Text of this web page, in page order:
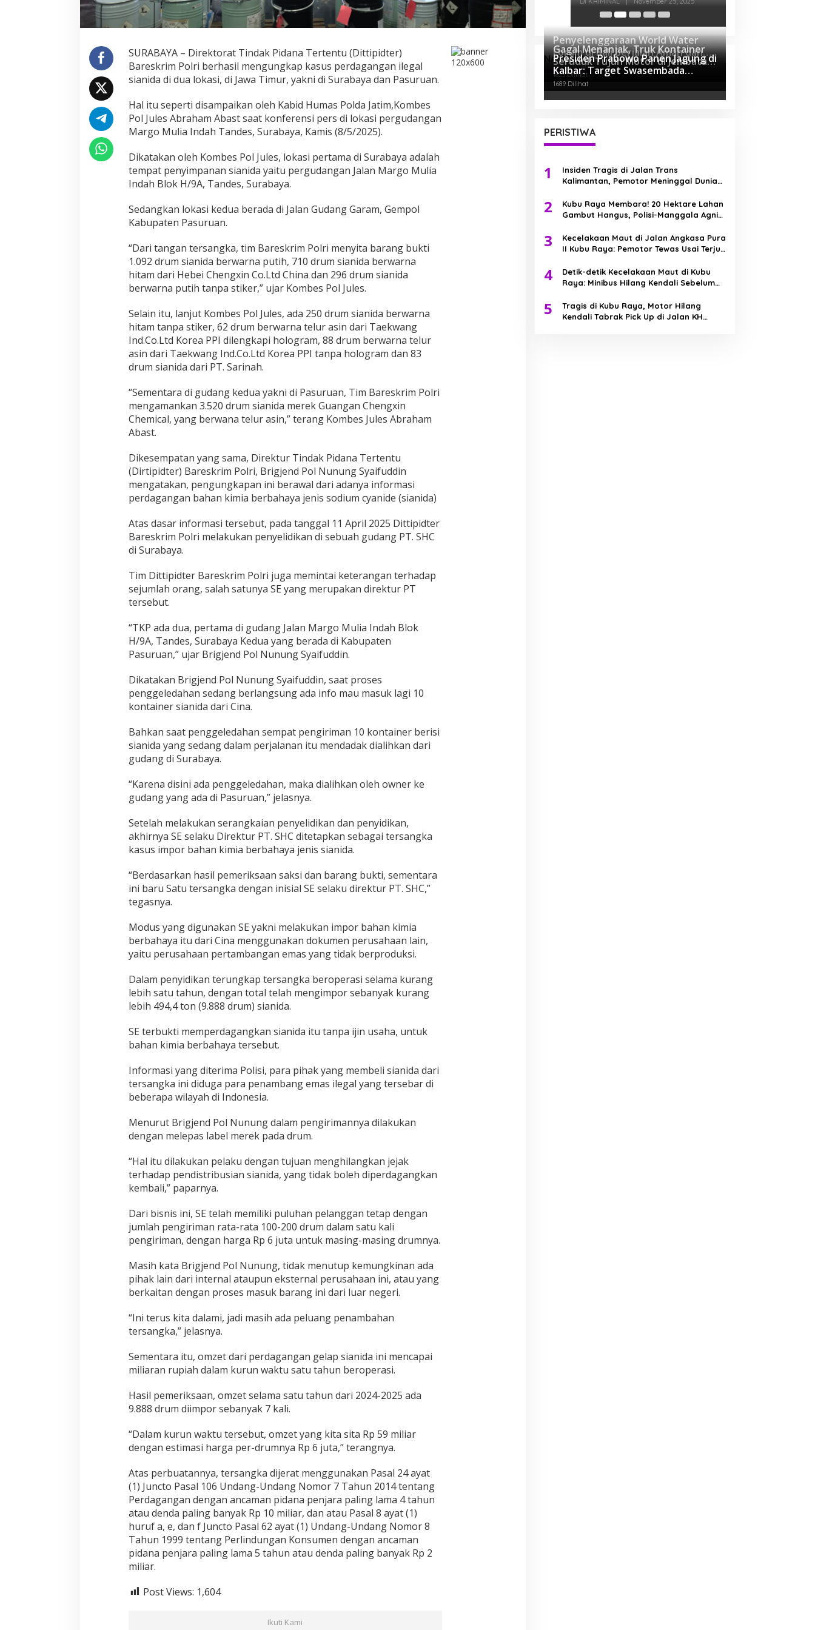
a
l
S
i
d
d
S
u
a
b
a
y
d
a
P
a
s
u
r
a
n
,
O
m
z
C
a
p
p
5
9
M
i
a
r
SURABAYA – Direktorat Tindak Pidana Tertentu (Dittipidter)
Bareskrim Polri berhasil mengungkap kasus perdagangan ilegal
sianida di dua lokasi, di Jawa Timur, yakni di Surabaya dan Pasuruan.
Hal itu seperti disampaikan oleh Kabid Humas Polda Jatim,Kombes
Pol Jules Abraham Abast saat konferensi pers di lokasi pergudangan
Margo Mulia Indah Tandes, Surabaya, Kamis (8/5/2025).
Dikatakan oleh Kombes Pol Jules, lokasi pertama di Surabaya adalah
tempat penyimpanan sianida yaitu pergudangan Jalan Margo Mulia
Indah Blok H/9A, Tandes, Surabaya.
Sedangkan lokasi kedua berada di Jalan Gudang Garam, Gempol
Kabupaten Pasuruan.
“Dari tangan tersangka, tim Bareskrim Polri menyita barang bukti
1.092 drum sianida berwarna putih, 710 drum sianida berwarna
hitam dari Hebei Chengxin Co.Ltd China dan 296 drum sianida
berwarna putih tanpa stiker,” ujar Kombes Pol Jules.
Selain itu, lanjut Kombes Pol Jules, ada 250 drum sianida berwarna
hitam tanpa stiker, 62 drum berwarna telur asin dari Taekwang
Ind.Co.Ltd Korea PPI dilengkapi hologram, 88 drum berwarna telur
asin dari Taekwang Ind.Co.Ltd Korea PPI tanpa hologram dan 83
drum sianida dari PT. Sarinah.
“Sementara di gudang kedua yakni di Pasuruan, Tim Bareskrim Polri
mengamankan 3.520 drum sianida merek Guangan Chengxin
Chemical, yang berwana telur asin,” terang Kombes Jules Abraham
Abast.
Dikesempatan yang sama, Direktur Tindak Pidana Tertentu
(Dirtipidter) Bareskrim Polri, Brigjend Pol Nunung Syaifuddin
mengatakan, pengungkapan ini berawal dari adanya informasi
perdagangan bahan kimia berbahaya jenis sodium cyanide (sianida)
Atas dasar informasi tersebut, pada tanggal 11 April 2025 Dittipidter
Bareskrim Polri melakukan penyelidikan di sebuah gudang PT. SHC
di Surabaya.
Tim Dittipidter Bareskrim Polri juga memintai keterangan terhadap
sejumlah orang, salah satunya SE yang merupakan direktur PT
tersebut.
“TKP ada dua, pertama di gudang Jalan Margo Mulia Indah Blok
H/9A, Tandes, Surabaya Kedua yang berada di Kabupaten
Pasuruan,” ujar Brigjend Pol Nunung Syaifuddin.
Dikatakan Brigjend Pol Nunung Syaifuddin, saat proses
penggeledahan sedang berlangsung ada info mau masuk lagi 10
kontainer sianida dari Cina.
Bahkan saat penggeledahan sempat pengiriman 10 kontainer berisi
sianida yang sedang dalam perjalanan itu mendadak dialihkan dari
gudang di Surabaya.
“Karena disini ada penggeledahan, maka dialihkan oleh owner ke
gudang yang ada di Pasuruan,” jelasnya.
Setelah melakukan serangkaian penyelidikan dan penyidikan,
akhirnya SE selaku Direktur PT. SHC ditetapkan sebagai tersangka
kasus impor bahan kimia berbahaya jenis sianida.
“Berdasarkan hasil pemeriksaan saksi dan barang bukti, sementara
ini baru Satu tersangka dengan inisial SE selaku direktur PT. SHC,”
tegasnya.
Modus yang digunakan SE yakni melakukan impor bahan kimia
berbahaya itu dari Cina menggunakan dokumen perusahaan lain,
yaitu perusahaan pertambangan emas yang tidak berproduksi.
Dalam penyidikan terungkap tersangka beroperasi selama kurang
lebih satu tahun, dengan total telah mengimpor sebanyak kurang
lebih 494,4 ton (9.888 drum) sianida.
SE terbukti memperdagangkan sianida itu tanpa ijin usaha, untuk
bahan kimia berbahaya tersebut.
Informasi yang diterima Polisi, para pihak yang membeli sianida dari
tersangka ini diduga para penambang emas ilegal yang tersebar di
beberapa wilayah di Indonesia.
Menurut Brigjend Pol Nunung dalam pengirimannya dilakukan
dengan melepas label merek pada drum.
“Hal itu dilakukan pelaku dengan tujuan menghilangkan jejak
terhadap pendistribusian sianida, yang tidak boleh diperdagangkan
kembali,” paparnya.
Dari bisnis ini, SE telah memiliki puluhan pelanggan tetap dengan
jumlah pengiriman rata-rata 100-200 drum dalam satu kali
pengiriman, dengan harga Rp 6 juta untuk masing-masing drumnya.
Masih kata Brigjend Pol Nunung, tidak menutup kemungkinan ada
pihak lain dari internal ataupun eksternal perusahaan ini, atau yang
berkaitan dengan proses masuk barang ini dari luar negeri.
“Ini terus kita dalami, jadi masih ada peluang penambahan
tersangka,” jelasnya.
Sementara itu, omzet dari perdagangan gelap sianida ini mencapai
miliaran rupiah dalam kurun waktu satu tahun beroperasi.
Hasil pemeriksaan, omzet selama satu tahun dari 2024-2025 ada
9.888 drum diimpor sebanyak 7 kali.
“Dalam kurun waktu tersebut, omzet yang kita sita Rp 59 miliar
dengan estimasi harga per-drumnya Rp 6 juta,” terangnya.
Atas perbuatannya, tersangka dijerat menggunakan Pasal 24 ayat
(1) Juncto Pasal 106 Undang-Undang Nomor 7 Tahun 2014 tentang
Perdagangan dengan ancaman pidana penjara paling lama 4 tahun
atau denda paling banyak Rp 10 miliar, dan atau Pasal 8 ayat (1)
huruf a, e, dan f Juncto Pasal 62 ayat (1) Undang-Undang Nomor 8
Tahun 1999 tentang Perlindungan Konsumen dengan ancaman
pidana penjara paling lama 5 tahun atau denda paling banyak Rp 2
miliar.
Post Views: 1,604
Ikuti Kami
NASIONAL
Penyelenggaraan World Water
Forum di Bali Berjalan Aman dan
Sukses, Polri Ucapkan Terima
Kasih
5191 Dilihat
Gagal Menanjak, Truk Kontainer
Seruduk Tujuh Motor di Jembatan
Kapuas II
1823 Dilihat
Presiden Prabowo Panen Jagung di
Kalbar: Target Swasembada
Pangan Dimulai dari Sini!
1689 Dilihat
PERISTIWA
1
Insiden Tragis di Jalan Trans
Kalimantan, Pemotor Meninggal Dunia
2
Kubu Raya Membara! 20 Hektare Lahan
Gambut Hangus, Polisi-Manggala Agni
3
Kecelakaan Maut di Jalan Angkasa Pura
II Kubu Raya: Pemotor Tewas Usai Terjun
4
Detik-detik Kecelakaan Maut di Kubu
Raya: Minibus Hilang Kendali Sebelum
5
Tragis di Kubu Raya, Motor Hilang
Kendali Tabrak Pick Up di Jalan KH